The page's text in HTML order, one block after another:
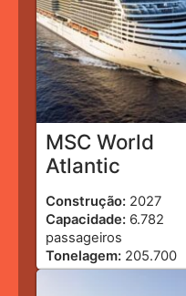
MSC World
Atlantic
Construção: 2027
Capacidade: 6.782
passageiros
Tonelagem: 205.700